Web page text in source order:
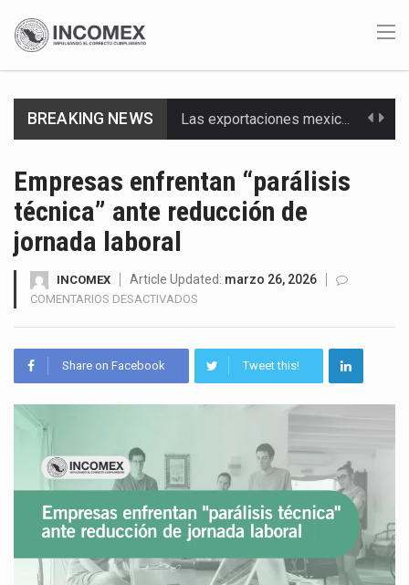
BREAKING NEWS En el primer semestre de 2026, el Servicio de Administración Tributaria (SAT) cobró un total…
Los créditos fiscales determinados a empresas IMMEX rara vez nacen de una interpretación equivocada de…
La industria automotriz mexicana concentra más de la mitad de las quejas bajo el Mecanismo…
La inversión fija bruta en México registró un aumento de 1.1% interanual en mayo de…
Empresas enfrentan “parálisis
técnica” ante reducción de
jornada laboral
INCOMEX Article Updated: marzo 26, 2026
COMENTARIOS DESACTIVADOS
“PARÁLISIS
TÉCNICA”
LABORAL
Share on Facebook Tweet this!